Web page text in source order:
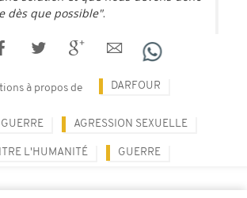
dès que possible".
à propos de DARFOUR
AGRESSION SEXUELLE
L'HUMANITÉ GUERRE